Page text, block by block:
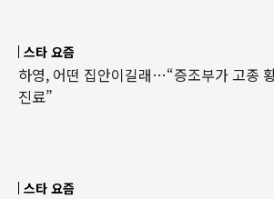
스타 요즘
하영, 어떤 집안이길래…“증조부가 고종
진료”
스타 요즘